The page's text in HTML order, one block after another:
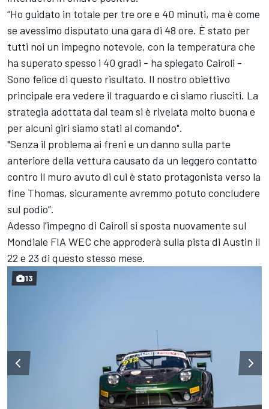
“Ho guidato in totale per tre ore e 40 minuti, ma è come
se avessimo disputato una gara di 48 ore. È stato per
tutti noi un impegno notevole, con la temperatura che
ha superato spesso i 40 gradi - ha spiegato Cairoli -
Sono felice di questo risultato. Il nostro obiettivo
principale era vedere il traguardo e ci siamo riusciti. La
strategia adottata dal team si è rivelata molto buona e
per alcuni giri siamo stati al comando".
"Senza il problema ai freni e un danno sulla parte
anteriore della vettura causato da un leggero contatto
contro il muro avuto di cui è stato protagonista verso la
fine Thomas, sicuramente avremmo potuto concludere
sul podio”.
Adesso l’impegno di Cairoli si sposta nuovamente sul
Mondiale FIA WEC che approderà sulla pista di Austin il
22 e 23 di questo stesso mese.
13